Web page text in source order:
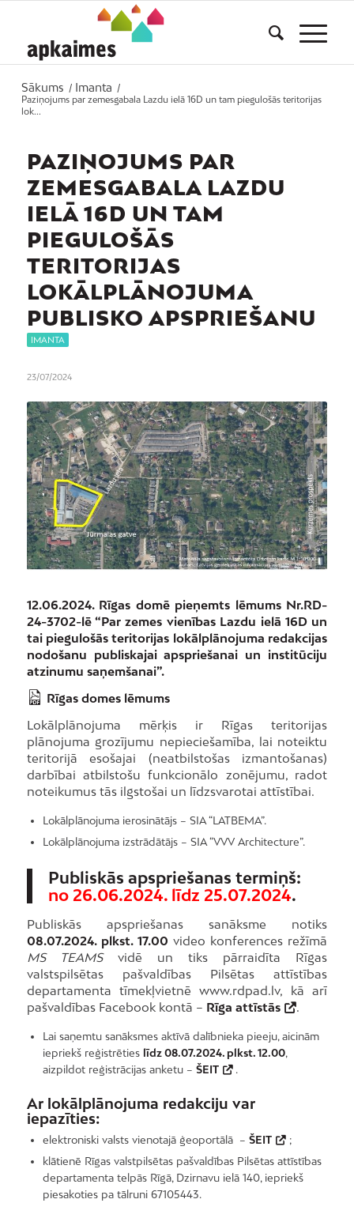
Sākums / Imanta
/
Paziņojums par zemesgabala Lazdu ielā 16D un tam piegulošās teritorijas
lok...
PAZIŅOJUMS PAR
ZEMESGABALA LAZDU
IELĀ 16D UN TAM
PIEGULOŠĀS
TERITORIJAS
LOKĀLPLĀNOJUMA
PUBLISKO APSPRIEŠANU
IMANTA
23/07/2024
12.06.2024. Rīgas domē pieņemts lēmums Nr.RD-
24-3702-lē “Par zemes vienības Lazdu ielā 16D un
tai piegulošās teritorijas lokālplānojuma redakcijas
nodošanu publiskajai apspriešanai un institūciju
atzinumu saņemšanai”.
Rīgas domes lēmums
Lokālplānojuma mērķis ir Rīgas teritorijas
plānojuma grozījumu nepieciešamība, lai noteiktu
teritorijā esošajai (neatbilstošas izmantošanas)
darbībai atbilstošu funkcionālo zonējumu, radot
noteikumus tās ilgstošai un līdzsvarotai attīstībai.
Lokālplānojuma ierosinātājs – SIA “LATBEMA”.
Lokālplānojuma izstrādātājs – SIA “VVV Architecture”.
Publiskās apspriešanas termiņš:
no 26.06.2024. līdz 25.07.2024.
Publiskās apspriešanas sanāksme notiks
08.07.2024. plkst. 17.00 video konferences režīmā
MS TEAMSvidē un tiks pārraidīta Rīgas
valstspilsētas pašvaldības Pilsētas attīstības
departamenta tīmekļvietnē www.rdpad.lv, kā arī
pašvaldības Facebook kontā – Rīga attīstās .
Lai saņemtu sanāksmes aktīvā dalībnieka pieeju, aicinām
iepriekš reģistrēties līdz 08.07.2024. plkst. 12.00,
aizpildot reģistrācijas anketu – ŠEIT .
Ar lokālplānojuma redakciju var
iepazīties:
elektroniski valsts vienotajā ģeoportālā – ŠEIT
;
klātienē Rīgas valstpilsētas pašvaldības Pilsētas attīstības
departamenta telpās Rīgā, Dzirnavu ielā 140, iepriekš
piesakoties pa tālruni 67105443.